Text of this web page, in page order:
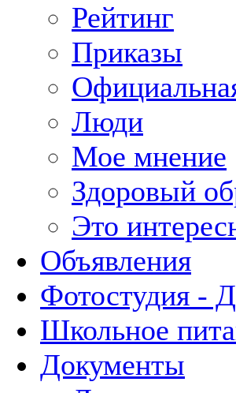
Рейтинг
Приказы
Люди
Мое мнение
Здоровый
Это
Объявления
Фотостудия -
Школьное
Документы